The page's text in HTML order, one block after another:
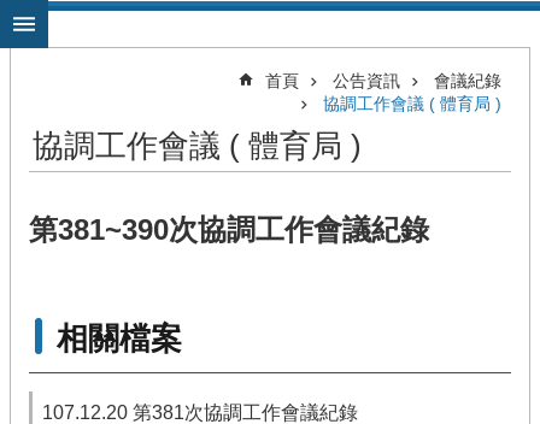
跳到主要內容區塊
首頁 公告資訊
會議紀錄
協調工作會議 ( 體育局 )
協調工作會議 ( 體育局 )
第381~390次協調工作會議紀錄
相關檔案
107.12.20 第381次協調工作會議紀錄